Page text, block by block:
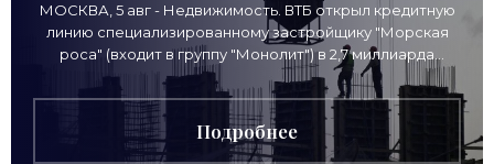
МОСКВА, 5 авг - Недвижимость. ВТБ открыл кредитную
линию специализированному застройщику "Морская
роса" (входит в группу "Монолит") в 2,7 миллиарда
рублей для
Подробнее